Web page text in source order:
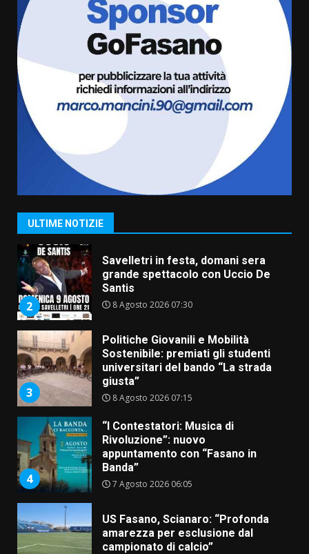
ULTIME NOTIZIE
Fasanese ferito a colpi di arma
da fuoco
6 Agosto 2026 18:13
Carta d’identità: continua il piano
di aperture straordinarie del
Comune di Fasano
6 Agosto 2026 14:16
1
La Banda Città di Fasano apre
ufficialmente la Festa di
2
Savelletri in festa, domani sera
grande spettacolo con Uccio De
Santis
8 Agosto 2026 07:30
3
Politiche Giovanili e Mobilità
Sostenibile: premiati gli studenti
universitari del bando “La strada
giusta”
8 Agosto 2026 07:15
4
“I Contestatori: Musica di
Rivoluzione”: nuovo
appuntamento con “Fasano in
Banda”
7 Agosto 2026 06:05
US Fasano, Scianaro: “Profonda
amarezza per esclusione dal
campionato di calcio”